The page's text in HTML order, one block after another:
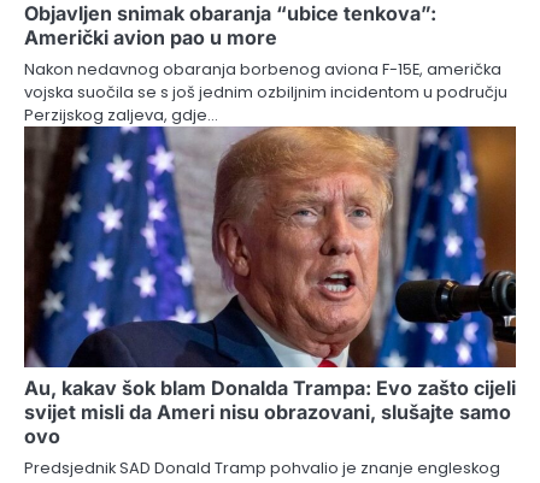
Objavljen snimak obaranja “ubice tenkova”:
Američki avion pao u more
Nakon nedavnog obaranja borbenog aviona F-15E, američka
vojska suočila se s još jednim ozbiljnim incidentom u području
Perzijskog zaljeva, gdje…
Au, kakav šok blam Donalda Trampa: Evo zašto cijeli
svijet misli da Ameri nisu obrazovani, slušajte samo
ovo
Predsjednik SAD Donald Tramp pohvalio je znanje engleskog